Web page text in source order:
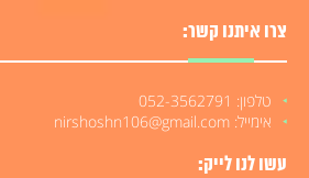
צרו איתנו קשר:
טלפון: 052-3562791
אימייל: nirshoshn106@gmail.com
עשו לנו לייק: